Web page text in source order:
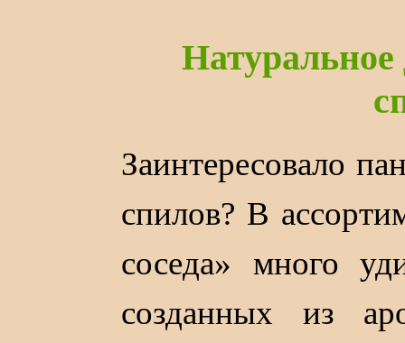
Натуральное
Заинтересовало
спилов? В
соседа» много
созданных из